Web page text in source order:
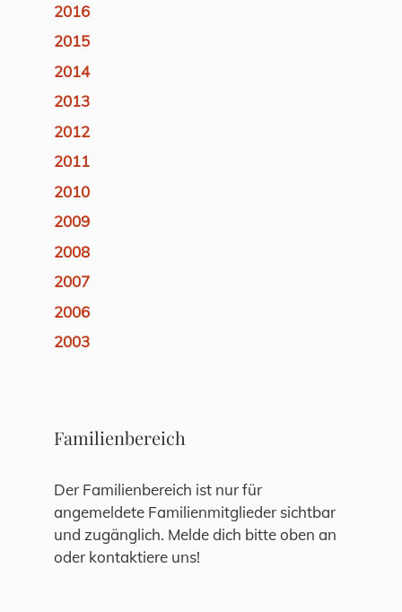
2016
2015
2014
2013
2012
2011
2010
2009
2008
2007
2006
2003
Familienbereich
Der Familienbereich ist nur für
angemeldete Familienmitglieder sichtbar
und zugänglich. Melde dich bitte oben an
oder kontaktiere uns!